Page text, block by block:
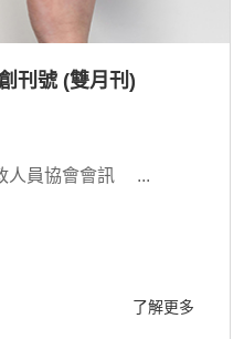
刊號 (雙月刊)
人員協會會訊 ...
了解更多